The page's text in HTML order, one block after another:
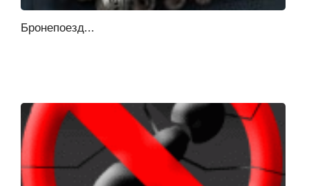
Бронепоезд...